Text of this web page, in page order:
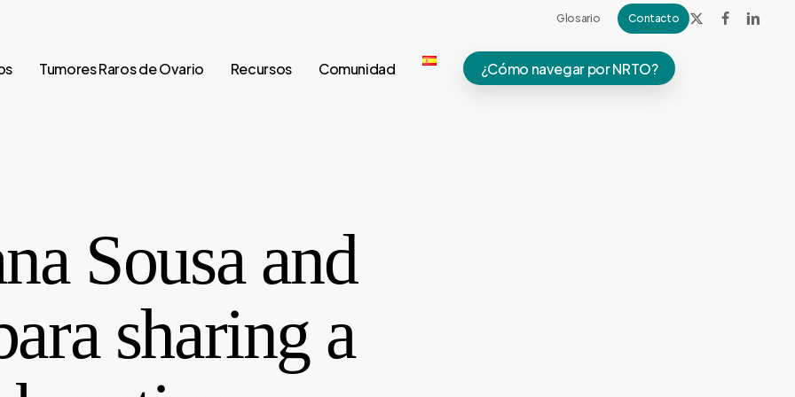
facebooklinkedin
Glosario Contacto
Tumores Raros de Ovario Recursos Comunidad ¿Cómo navegar por NRTO?
Sousa and
sharing a